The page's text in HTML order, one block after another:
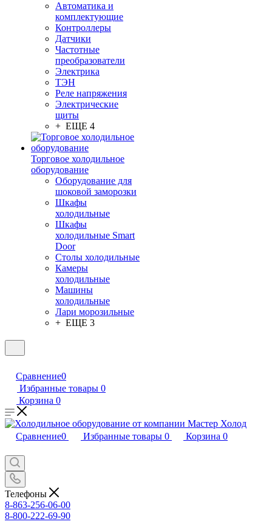
Автоматика и
комплектующие
Контроллеры
Датчики
Частотные
преобразователи
Электрика
ТЭН
Реле напряжения
Электрические
щиты
+ ЕЩЕ 4
Торговое холодильное
оборудование
Оборудование для
шоковой заморозки
Шкафы
холодильные
Шкафы
холодильные Smart
Door
Столы холодильные
Камеры
холодильные
Машины
холодильные
Лари морозильные
+ ЕЩЕ 3
Сравнение0
Избранные товары 0
Корзина 0
Сравнение0 Избранные товары 0 Корзина 0
Телефоны
8-863-256-06-00
8-800-222-69-90